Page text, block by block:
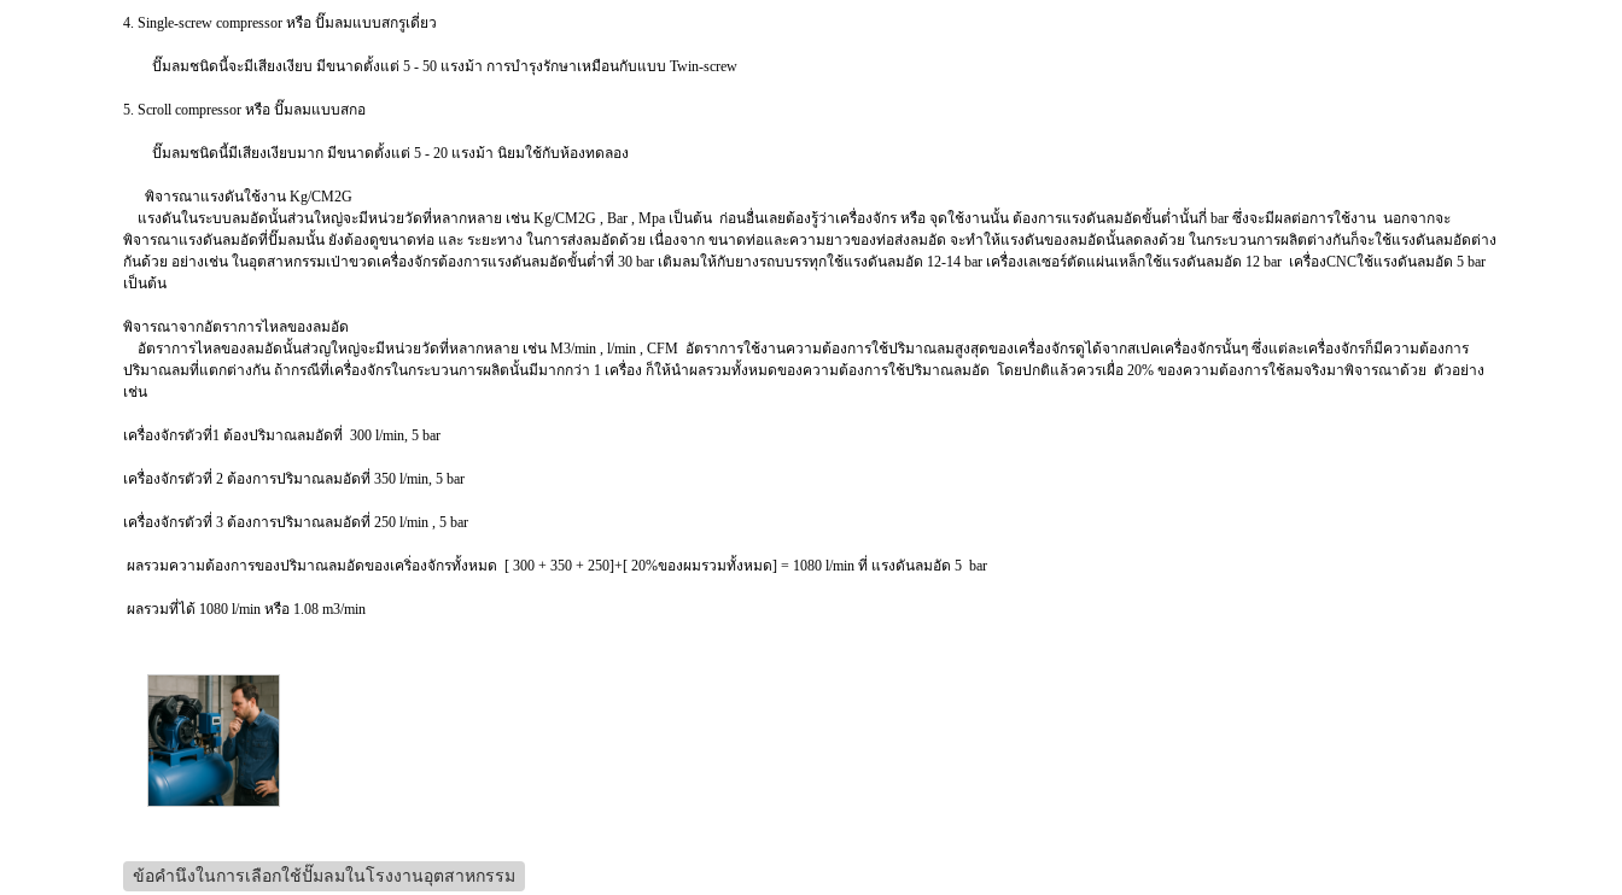
4. Single-screw compressor หรือ ปั๊มลมแบบสกรูเดี่ยว
ปั๊มลมชนิดนี้จะมีเสียงเงียบ มีขนาดตั้งแต่ 5 - 50 แรงม้า การบำรุงรักษาเหมือนกับแบบ Twin-screw
5. Scroll compressor หรือ ปั๊มลมแบบสกอ
ปั๊มลมชนิดนี้มีเสียงเงียบมาก มีขนาดตั้งแต่ 5 - 20 แรงม้า นิยมใช้กับห้องทดลอง
พิจารณาแรงดันใช้งาน Kg/CM2G
แรงดันในระบบลมอัดนั้นส่วนใหญ่จะมีหน่วยวัดที่หลากหลาย เช่น Kg/CM2G , Bar , Mpa เป็นต้น ก่อนอื่นเลยต้องรู้ว่าเครื่องจักร หรือ จุดใช้งานนั้น ต้องการแรงดันลมอัดขั้นต่ำนั้นกี่ bar ซึ่งจะมีผลต่อการใช้งาน นอกจากจะ
พิจารณาแรงดันลมอัดที่ปั๊มลมนั้น ยังต้องดูขนาดท่อ และ ระยะทาง ในการส่งลมอัดด้วย เนื่องจาก ขนาดท่อและความยาวของท่อส่งลมอัด จะทำให้แรงดันของลมอัดนั้นลดลงด้วย ในกระบวนการผลิตต่างกันก็จะใช้แรงดันลมอัดต่าง
กันด้วย อย่างเช่น ในอุตสาหกรรมเป่าขวดเครื่องจักรต้องการแรงดันลมอัดขั้นต่ำที่ 30 bar เติมลมให้กับยางรถบบรรทุกใช้แรงดันลมอัด 12-14 bar เครื่องเลเซอร์ตัดแผ่นเหล็กใช้แรงดันลมอัด 12 bar เครื่องCNCใช้แรงดันลมอัด 5 bar
เป็นต้น
พิจารณาจากอัตราการไหลของลมอัด
อัตราการไหลของลมอัดนั้นส่วญใหญ่จะมีหน่วยวัดที่หลากหลาย เช่น M3/min , l/min , CFM อัตราการใช้งานความต้องการใช้ปริมาณลมสูงสุดของเครื่องจักรดูได้จากสเปคเครื่องจักรนั้นๆ ซึ่งแต่ละเครื่องจักรก็มีความต้องการ
ปริมาณลมที่แตกต่างกัน ถ้ากรณีที่เครื่องจักรในกระบวนการผลิตนั้นมีมากกว่า 1 เครื่อง ก็ให้นำผลรวมทั้งหมดของความต้องการใช้ปริมาณลมอัด โดยปกติแล้วควรเผื่อ 20% ของความต้องการใช้ลมจริงมาพิจารณาด้วย ตัวอย่าง
เช่น
เครื่องจักรตัวที่1 ต้องปริมาณลมอัดที่ 300 l/min, 5 bar
เครื่องจักรตัวที่ 2 ต้องการปริมาณลมอัดที่ 350 l/min, 5 bar
เครื่องจักรตัวที่ 3 ต้องการปริมาณลมอัดที่ 250 l/min , 5 bar
ผลรวมความต้องการของปริมาณลมอัดของเคริ่องจักรทั้งหมด [ 300 + 350 + 250]+[ 20%ของผมรวมทั้งหมด] = 1080 l/min ที่ แรงดันลมอัด 5 bar
ผลรวมที่ได้ 1080 l/min หรือ 1.08 m3/min
ข้อคำนึงในการเลือกใช้ปั๊มลมในโรงงานอุตสาหกรรม